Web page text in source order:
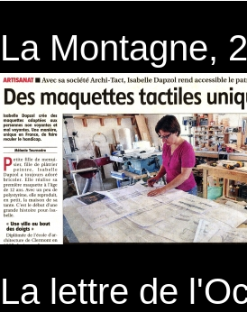
La Montagne,
La lettre de